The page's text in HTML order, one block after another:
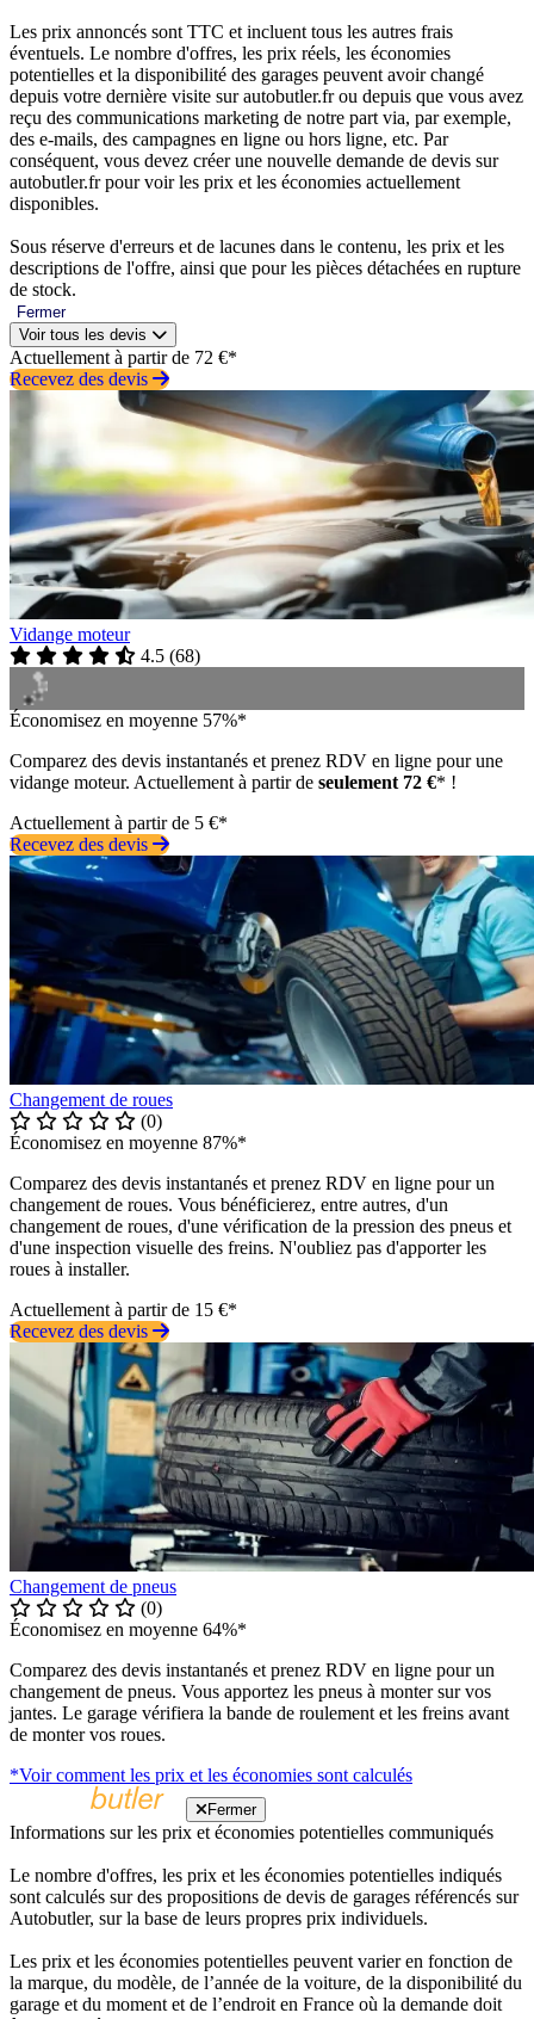
Les prix annoncés sont TTC et incluent tous les autres frais
éventuels. Le nombre d'offres, les prix réels, les économies
potentielles et la disponibilité des garages peuvent avoir changé
depuis votre dernière visite sur autobutler.fr ou depuis que vous avez
reçu des communications marketing de notre part via, par exemple,
des e-mails, des campagnes en ligne ou hors ligne, etc. Par
conséquent, vous devez créer une nouvelle demande de devis sur
autobutler.fr pour voir les prix et les économies actuellement
disponibles.
Sous réserve d'erreurs et de lacunes dans le contenu, les prix et les
descriptions de l'offre, ainsi que pour les pièces détachées en rupture
de stock.
Fermer
Voir tous les devis
Actuellement à partir de 72 €*
Recevez des devis
Vidange moteur
4.5 (68)
Économisez en moyenne 57%*
Comparez des devis instantanés et prenez RDV en ligne pour une
vidange moteur. Actuellement à partir de seulement 72 €* !
Actuellement à partir de 5 €*
Recevez des devis
Changement de roues
(0)
Économisez en moyenne 87%*
Comparez des devis instantanés et prenez RDV en ligne pour un
changement de roues. Vous bénéficierez, entre autres, d'un
changement de roues, d'une vérification de la pression des pneus et
d'une inspection visuelle des freins. N'oubliez pas d'apporter les
roues à installer.
Actuellement à partir de 15 €*
Recevez des devis
Changement de pneus
(0)
Économisez en moyenne 64%*
Comparez des devis instantanés et prenez RDV en ligne pour un
changement de pneus. Vous apportez les pneus à monter sur vos
jantes. Le garage vérifiera la bande de roulement et les freins avant
de monter vos roues.
*Voir comment les prix et les économies sont calculés
Fermer
Informations sur les prix et économies potentielles communiqués
Le nombre d'offres, les prix et les économies potentielles indiqués
sont calculés sur des propositions de devis de garages référencés sur
Autobutler, sur la base de leurs propres prix individuels.
Les prix et les économies potentielles peuvent varier en fonction de
la marque, du modèle, de l’année de la voiture, de la disponibilité du
garage et du moment et de l’endroit en France où la demande doit